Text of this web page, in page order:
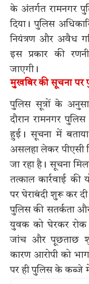
के अंतर्गत रामनगर
दिया। पुलिस
नियंत्रण और अवैध
इस प्रकार की
जाएगी।
मुखबिर की सूचना पर
पुलिस सूत्रों के
दौरान रामनगर
हुई। सूचना में
असलहा लेकर पीएसी
जा रहा है। सूचना
तत्काल कार्रवाई की
पर घेराबंदी शुरू कर
पुलिस की सतर्कता
युवक को घेरकर रोक
जांच और पूछताछ
कारण आरोपी को
पर ही पुलिस के कब्जे